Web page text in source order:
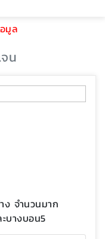
มูล
น
ง จำนวนมาก
บางบอน5